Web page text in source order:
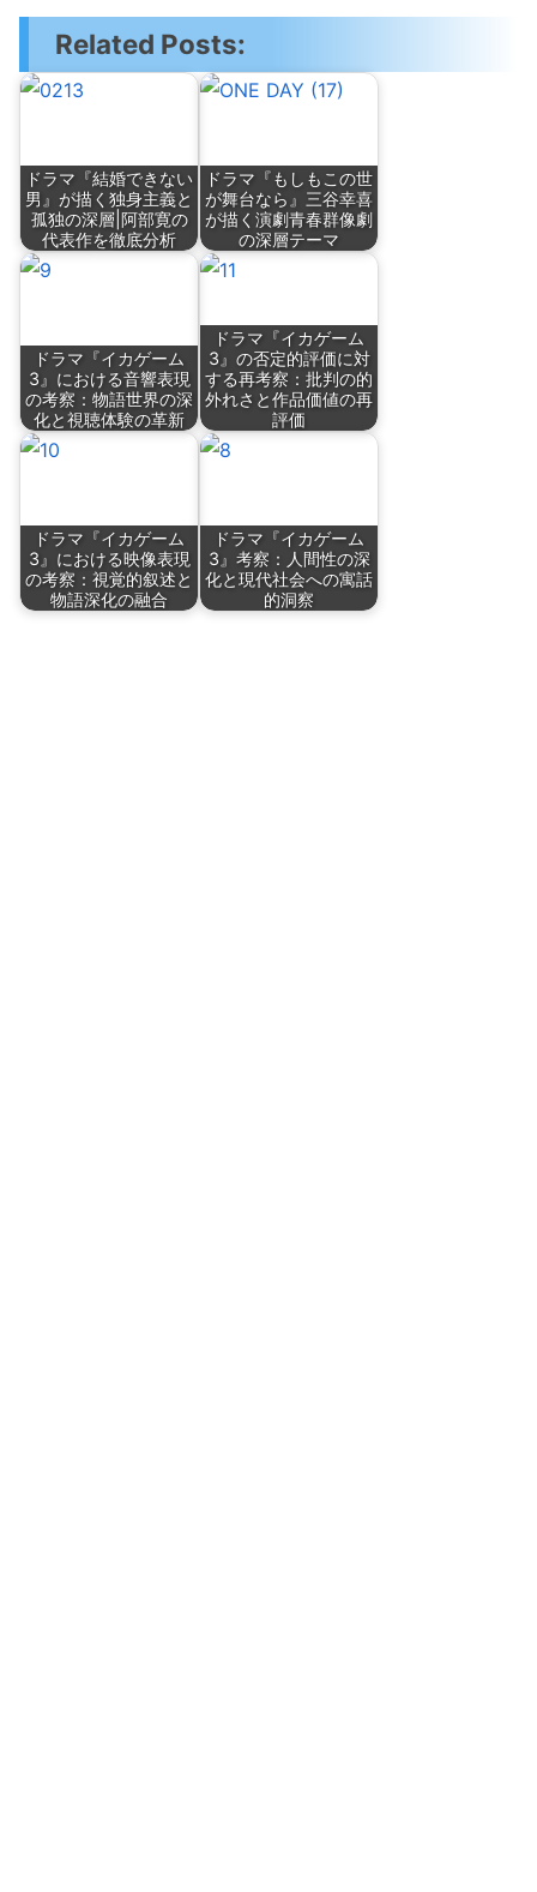
Related Posts:
ドラマ『結婚できない
男』が描く独身主義と
孤独の深層|阿部寛の
代表作を徹底分析
ドラマ『もしもこの世
が舞台なら』三谷幸喜
が描く演劇青春群像劇
の深層テーマ
ドラマ『イカゲーム
3』における音響表現
の考察：物語世界の深
化と視聴体験の革新
ドラマ『イカゲーム
3』の否定的評価に対
する再考察：批判の的
外れさと作品価値の再
評価
ドラマ『イカゲーム
3』における映像表現
の考察：視覚的叙述と
物語深化の融合
ドラマ『イカゲーム
3』考察：人間性の深
化と現代社会への寓話
的洞察